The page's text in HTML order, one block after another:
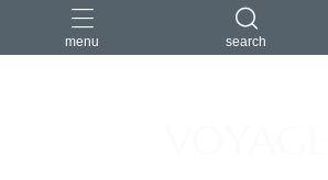
menu search